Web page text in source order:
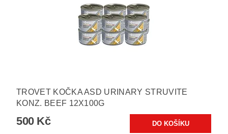
TROVET KOČKA ASD URINARY STRUVITE
KONZ. BEEF 12X100G
500 Kč